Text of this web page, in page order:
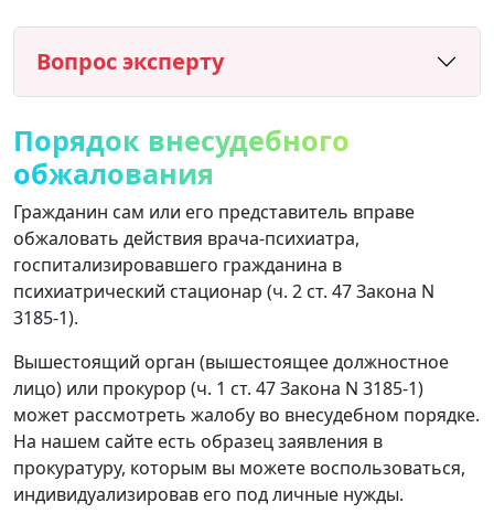
Вопрос эксперту
Порядок внесудебного
обжалования
Гражданин сам или его представитель вправе
обжаловать действия врача-психиатра,
госпитализировавшего гражданина в
психиатрический стационар (ч. 2 ст. 47 Закона N
3185-1).
Вышестоящий орган (вышестоящее должностное
лицо) или прокурор (ч. 1 ст. 47 Закона N 3185-1)
может рассмотреть жалобу во внесудебном порядке.
На нашем сайте есть образец заявления в
прокуратуру, которым вы можете воспользоваться,
индивидуализировав его под личные нужды.